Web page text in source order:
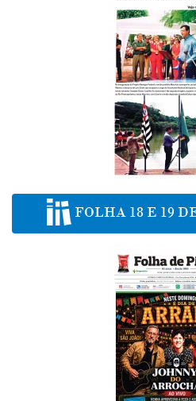
FOLHA 18 E 19